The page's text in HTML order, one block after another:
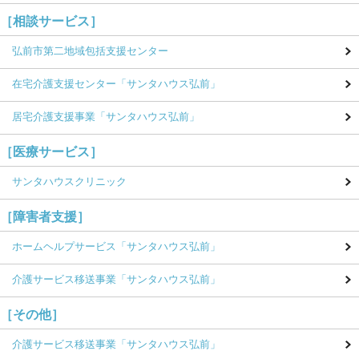
［相談サービス］
弘前市第二地域包括支援センター
在宅介護支援センター 「サンタハウス弘前」
居宅介護支援事業 「サンタハウス弘前」
［医療サービス］
サンタハウスクリニック
［障害者支援］
ホームヘルプサービス 「サンタハウス弘前」
介護サービス移送事業 「サンタハウス弘前」
［その他］
介護サービス移送事業 「サンタハウス弘前」